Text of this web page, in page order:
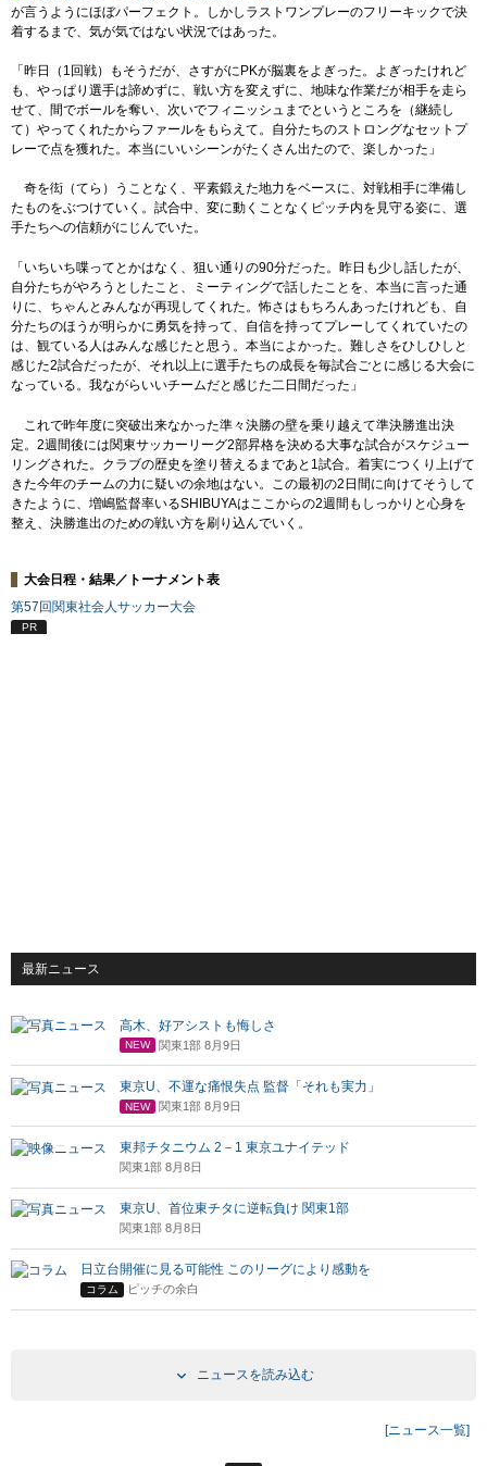
が言うようにほぼパーフェクト。しかしラストワンプレーのフリーキックで決
着するまで、気が気ではない状況ではあった。
「昨日（1回戦）もそうだが、さすがにPKが脳裏をよぎった。よぎったけれど
も、やっぱり選手は諦めずに、戦い方を変えずに、地味な作業だが相手を走ら
せて、間でボールを奪い、次いでフィニッシュまでというところを（継続し
て）やってくれたからファールをもらえて。自分たちのストロングなセットプ
レーで点を獲れた。本当にいいシーンがたくさん出たので、楽しかった」
奇を衒（てら）うことなく、平素鍛えた地力をベースに、対戦相手に準備し
たものをぶつけていく。試合中、変に動くことなくピッチ内を見守る姿に、選
手たちへの信頼がにじんでいた。
「いちいち喋ってとかはなく、狙い通りの90分だった。昨日も少し話したが、
自分たちがやろうとしたこと、ミーティングで話したことを、本当に言った通
りに、ちゃんとみんなが再現してくれた。怖さはもちろんあったけれども、自
分たちのほうが明らかに勇気を持って、自信を持ってプレーしてくれていたの
は、観ている人はみんな感じたと思う。本当によかった。難しさをひしひしと
感じた2試合だったが、それ以上に選手たちの成長を毎試合ごとに感じる大会に
なっている。我ながらいいチームだと感じた二日間だった」
これで昨年度に突破出来なかった準々決勝の壁を乗り越えて準決勝進出決
定。2週間後には関東サッカーリーグ2部昇格を決める大事な試合がスケジュー
リングされた。クラブの歴史を塗り替えるまであと1試合。着実につくり上げて
きた今年のチームの力に疑いの余地はない。この最初の2日間に向けてそうして
きたように、増嶋監督率いるSHIBUYAはここからの2週間もしっかりと心身を
整え、決勝進出のための戦い方を刷り込んでいく。
大会日程・結果／トーナメント表
第57回関東社会人サッカー大会
PR
最新ニュース
高木、好アシストも悔しさ
NEW 関東1部 8月9日
東京U、不運な痛恨失点 監督「それも実力」
NEW 関東1部 8月9日
東邦チタニウム 2－1 東京ユナイテッド
関東1部 8月8日
東京U、首位東チタに逆転負け 関東1部
関東1部 8月8日
日立台開催に見る可能性 このリーグにより感動を
コラム ピッチの余白
ニュースを読み込む
[ニュース一覧]